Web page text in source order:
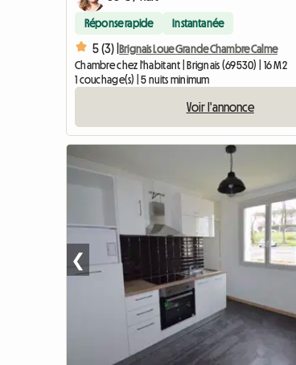
Réponse rapide Instantanée
5 (3) |Brignais Loue Grande Chambre Calme
Chambre chez l'habitant | Brignais (69530) | 16 M2
1 couchage(s) | 5 nuits minimum
Voir l'annonce
❮